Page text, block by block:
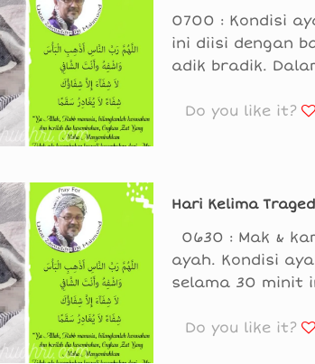
0700 : Kondisi
ini diisi dengan
adik bradik.
Do you like it?
Hari Kelima
0630 : Mak &
ayah. Kondisi
selama 30 minit
Do you like it?